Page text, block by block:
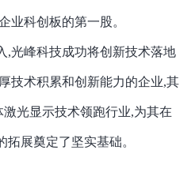
业科创板的第一股。
,光峰科技成功将创新技术落地
技术积累和创新能力的企业,其
光显示技术领跑行业,为其在
拓展奠定了坚实基础。